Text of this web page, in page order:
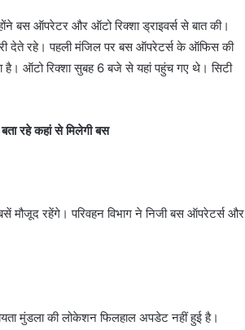
बस ऑपरेटर और ऑटो रिक्शा ड्राइवर्स से बात की।
देते रहे। पहली मंजिल पर बस ऑपरेटर्स के ऑफिस की
है। ऑटो रिक्शा सुबह 6 बजे से यहां पहुंच गए थे। सिटी
रहे कहां से मिलेगी बस
मौजूद रहेंगे। परिवहन विभाग ने निजी बस ऑपरेटर्स और
मुंडला की लोकेशन फिलहाल अपडेट नहीं हुई है।